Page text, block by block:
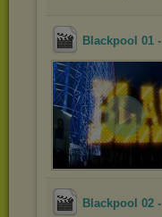
Blackpool 01
Blackpool 02